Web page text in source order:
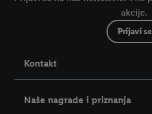
akcije.
Prijavi se
Kontakt
Naše nagrade i priznanja